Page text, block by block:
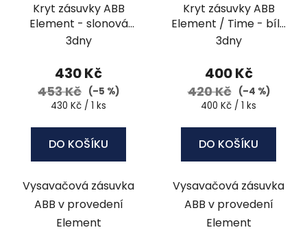
Kryt zásuvky ABB
Element - slonová
kost / ledová bílá
3dny
430 Kč
453 Kč (–5 %)
Měrná
430 Kč / 1 ks
DO KOŠÍKU
Vysavačová zásuvka
ABB v provedení
Element
Kryt zásuvky ABB
Element / Time - bílá
/ ledová šedá
3dny
400 Kč
420 Kč
(–4 %)
Měrná
400 Kč / 1 ks
DO KOŠÍKU
Vysavačová zásuvka
ABB v provedení
Element